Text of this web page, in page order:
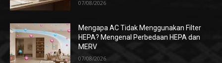
07/08/2026
Mengapa AC Tidak Menggunakan Filter
HEPA? Mengenal Perbedaan HEPA dan
MERV
07/08/2026